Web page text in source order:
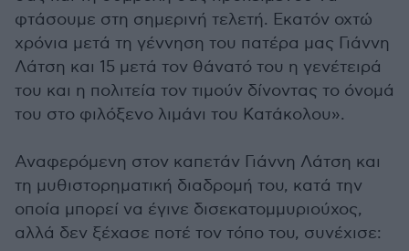
φτάσουμε στη σημερινή τελετή. Εκατόν οχτώ
χρόνια μετά τη γέννηση του πατέρα μας Γιάννη
Λάτση και 15 μετά τον θάνατό του η γενέτειρά
του και η πολιτεία τον τιμούν δίνοντας το όνομά
του στο φιλόξενο λιμάνι του Κατάκολου».
Αναφερόμενη στον καπετάν Γιάννη Λάτση και
τη μυθιστορηματική διαδρομή του, κατά την
οποία μπορεί να έγινε δισεκατομμυριούχος,
αλλά δεν ξέχασε ποτέ τον τόπο του, συνέχισε: